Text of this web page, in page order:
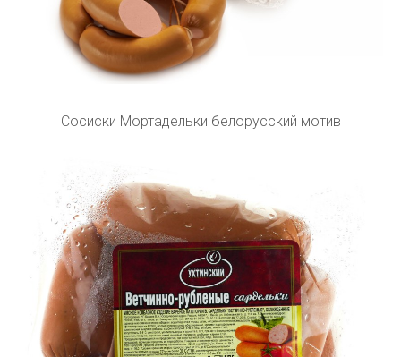
Сосиски Мортадельки белорусский мотив